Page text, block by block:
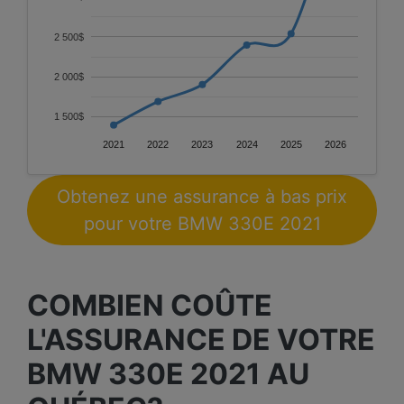
2021 2022 2023 2024 2025 2026
1 500$
2 000$
2 500$
Obtenez une assurance à bas prix
pour votre BMW 330E 2021
COMBIEN COÛTE
L'ASSURANCE DE VOTRE
BMW 330E 2021 AU